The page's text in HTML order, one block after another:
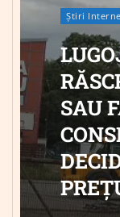
Știri Interne
SAU